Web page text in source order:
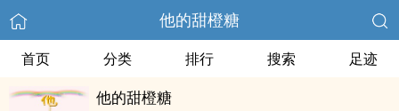
他的甜橙糖
首页 分类 排行 搜索 足迹
他的甜橙糖